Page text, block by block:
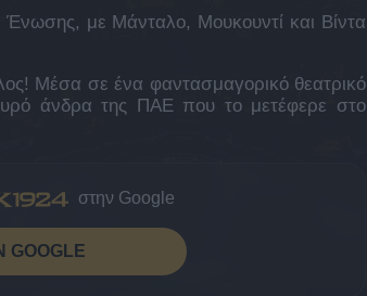
με Μάνταλο, Μουκουντί και Βίντα
Μέσα σε ένα φαντασμαγορικό θεατρικό
άνδρα της ΠΑΕ που το μετέφερε στο
στην Google